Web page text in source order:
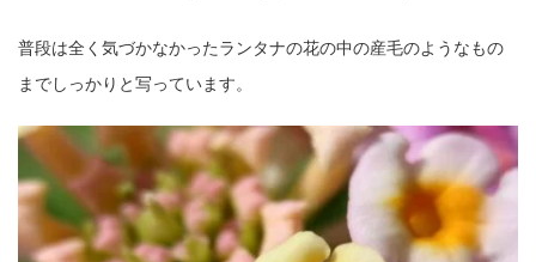
普段は全く気づかなかったランタナの花の中の産毛のようなもの
までしっかりと写っています。